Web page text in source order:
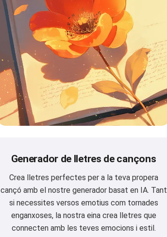
Generador de lletres de cançons
Crea lletres perfectes per a la teva propera
cançó amb el nostre generador basat en IA. Tant
si necessites versos emotius com tornades
enganxoses, la nostra eina crea lletres que
connecten amb les teves emocions i estil.